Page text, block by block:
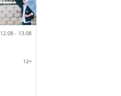
12.08 - 13.08
12+